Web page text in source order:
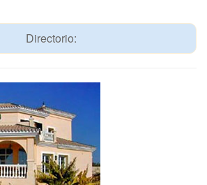
Directorio: